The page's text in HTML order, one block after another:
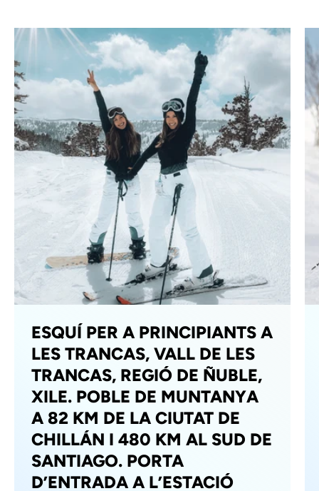
ESQUÍ PER A PRINCIPIANTS A
LES TRANCAS, VALL DE LES
TRANCAS, REGIÓ DE ÑUBLE,
XILE. POBLE DE MUNTANYA
A 82 KM DE LA CIUTAT DE
CHILLÁN I 480 KM AL SUD DE
SANTIAGO. PORTA
D’ENTRADA A L’ESTACIÓ